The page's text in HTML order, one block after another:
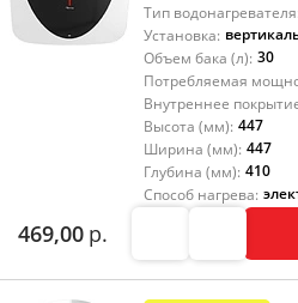
Тип водонагревателя:
Установка:
Объем бака (л): 30
Потребляемая
Внутреннее
Высота (мм): 447
Ширина (мм): 447
Глубина (мм): 410
Способ нагрева:
469,00 р.